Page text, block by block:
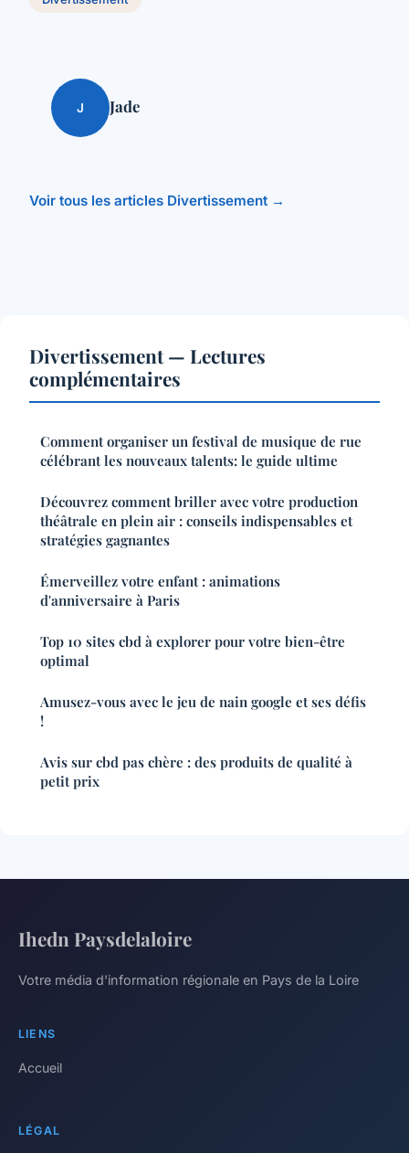
J Jade
Voir tous les articles Divertissement →
Divertissement — Lectures
complémentaires
Comment organiser un festival de musique de rue
célébrant les nouveaux talents: le guide ultime
Découvrez comment briller avec votre production
théâtrale en plein air : conseils indispensables et
stratégies gagnantes
Émerveillez votre enfant : animations
d'anniversaire à Paris
Top 10 sites cbd à explorer pour votre bien-être
optimal
Amusez-vous avec le jeu de nain google et ses défis
!
Avis sur cbd pas chère : des produits de qualité à
petit prix
Ihedn Paysdelaloire
Votre média d'information régionale en Pays de la Loire
LIENS
Accueil
LÉGAL